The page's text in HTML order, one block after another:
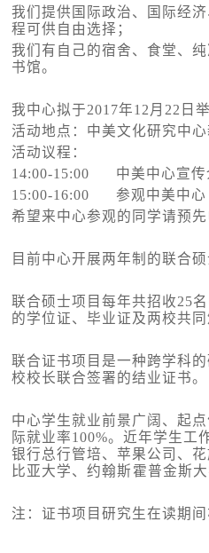
我们提供国际政治、国际经
程可供自由选择；
我们有自己的宿舍、食堂、
书馆。
我中心拟于2017年12 月 22 日
活动地点：中美文化研究中
活动议程：
14:00-15:00 中美中心宣传
15:00-16:00参观中美中心
希望来中心参观的同学请预
目前中心开展两年制的联合
联合硕士项目每年共招收25
的学位证、毕业证及两校共
联合证书项目是一种跨学科
校校长联合签署的结业证书。
中心学生就业前景广阔、起
际就业率100%。近年学生工
银行总行管培、苹果公司、
比亚大学、约翰斯 霍普金斯
注：证书项目研究生在读期